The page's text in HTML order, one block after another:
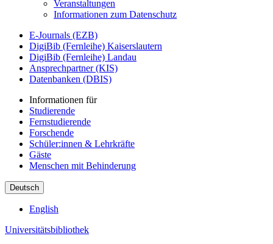
Veranstaltungen
Informationen zum Datenschutz
E-Journals (EZB)
DigiBib (Fernleihe) Kaiserslautern
DigiBib (Fernleihe) Landau
Ansprechpartner (KIS)
Datenbanken (DBIS)
Informationen für
Studierende
Fernstudierende
Forschende
Schüler:innen & Lehrkräfte
Gäste
Menschen mit Behinderung
Deutsch
English
Universitätsbibliothek